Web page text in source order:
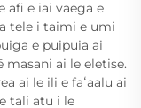
afi e iai vaega e
tele i taimi e umi
e puipuia ai
ai le eletise.
ai le ili e faʻaalu ai
tali atu i le